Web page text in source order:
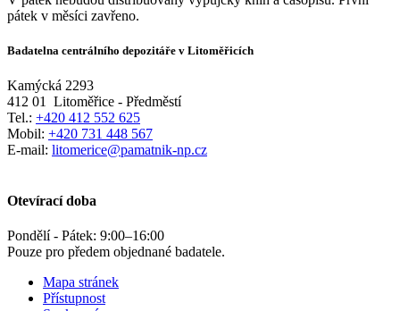
pátek v měsíci zavřeno.
Badatelna centrálního depozitáře v Litoměřicích
Kamýcká 2293
412 01
Litoměřice - Předměstí
Tel.: +420 412 552 625
Mobil: +420 731 448 567
E-mail: litomerice@pamatnik-np.cz
Otevírací doba
Pondělí - Pátek: 9:00–16:00
Pouze pro předem objednané badatele.
Mapa stránek
Přístupnost